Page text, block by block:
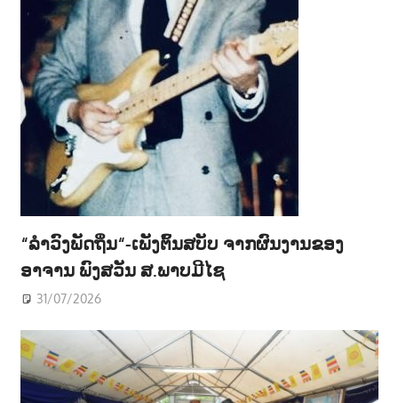
“ລຳວົງພັດຖິ່ນ“-ເພັງຕົ້ນສບັບ ຈາກຜົນງານຂອງ
ອາຈານ ພົງສວັນ ສ.ພາບມີໄຊ
31/07/2026